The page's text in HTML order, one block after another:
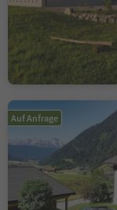
Auf Anfrage